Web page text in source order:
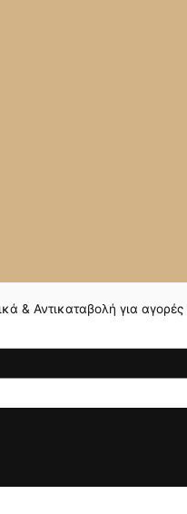
& Αντικαταβολή για